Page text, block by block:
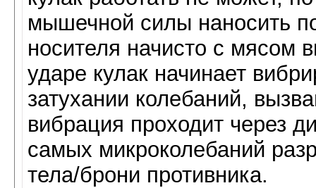
мышечной силы наносить
носителя начисто с мясом
ударе кулак начинает
затухании колебаний,
вибрация проходит через
самых микроколебаний
тела/брони противника.